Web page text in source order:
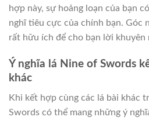
hợp này, sự hoảng loạn của bạn
nghĩ tiêu cực của chính bạn. Góc
rất hữu ích để cho bạn lời khuyên
Ý nghĩa lá Nine of Swords
khác
Khi kết hợp cùng các lá bài khác
Swords có thể mang những ý